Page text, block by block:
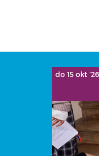
do 15 okt ’26